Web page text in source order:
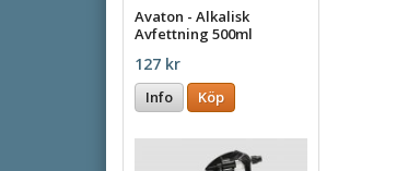
Avaton - Alkalisk
Avfettning 500ml
127 kr
Info Köp